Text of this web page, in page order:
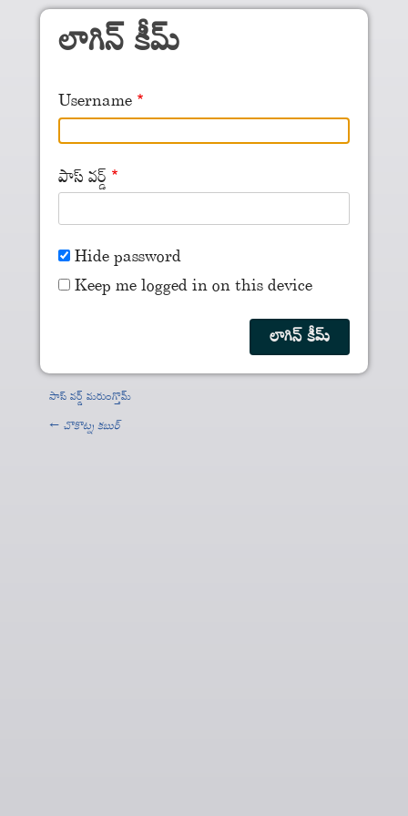
Skip to main content
లాగిన్ కీమ్
Username
పాస్ వర్డ్
Hide password
Keep me logged in on this device
పాస్ వర్డ్ మరుంగ్తొమ్
← చొకొట్న కబుర్